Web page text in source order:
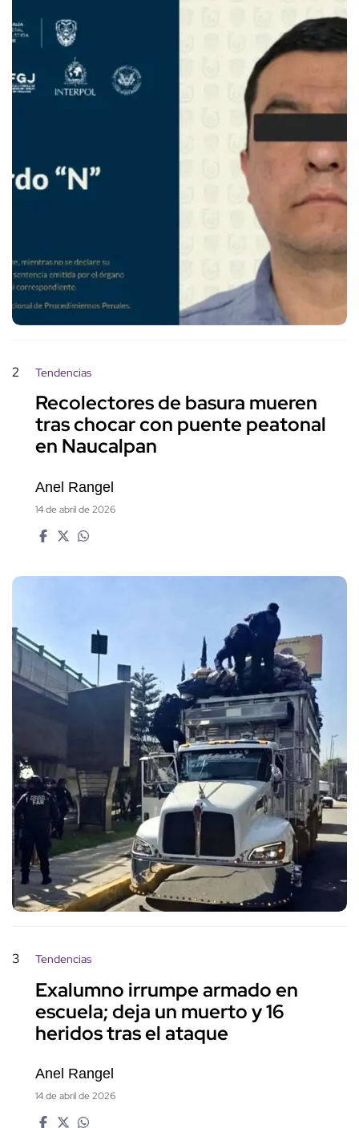
2 Tendencias
Recolectores de basura mueren
tras chocar con puente peatonal
en Naucalpan
Anel Rangel
14 de abril de 2026
3 Tendencias
Exalumno irrumpe armado en
escuela; deja un muerto y 16
heridos tras el ataque
Anel Rangel
14 de abril de 2026